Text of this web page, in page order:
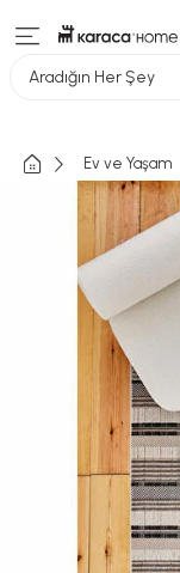
Aradığın Her Şey
Ev ve Yaşam